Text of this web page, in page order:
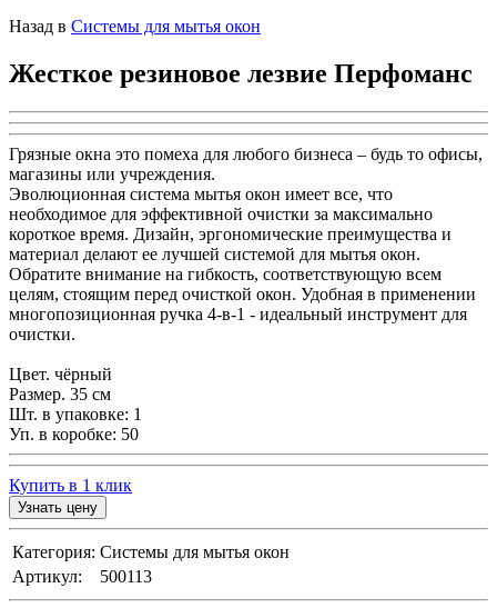
Назад в Системы для мытья окон
Жесткое резиновое лезвие Перфоманс
Грязные окна это помеха для любого бизнеса – будь то офисы,
магазины или учреждения.
Эволюционная система мытья окон имеет все, что
необходимое для эффективной очистки за максимально
короткое время. Дизайн, эргономические преимущества и
материал делают ее лучшей системой для мытья окон.
Обратите внимание на гибкость, соответствующую всем
целям, стоящим перед очисткой окон. Удобная в применении
многопозиционная ручка 4-в-1 - идеальный инструмент для
очистки.
Цвет. чёрный
Размер. 35 см
Шт. в упаковке: 1
Уп. в коробке: 50
Купить в 1 клик
Узнать цену
Категория: Системы для мытья окон
Артикул:
500113